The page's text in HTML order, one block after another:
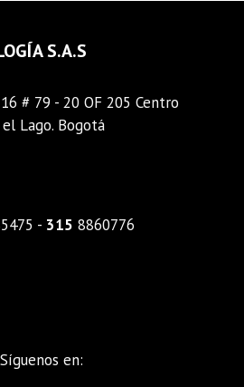
S.A.S
# 79 - 20 OF 205 Centro
Lago. Bogotá
- 315 8860776
Síguenos en: